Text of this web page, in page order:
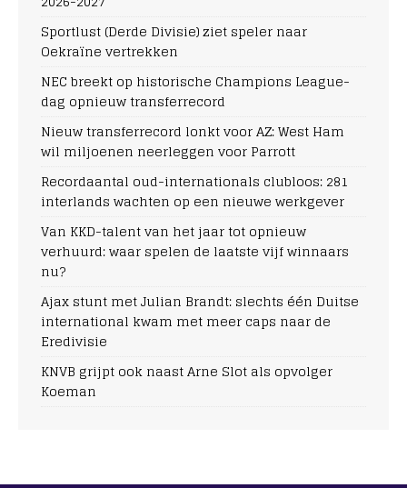
Sportlust (Derde Divisie) ziet speler naar
Oekraïne vertrekken
NEC breekt op historische Champions League-
dag opnieuw transferrecord
Nieuw transferrecord lonkt voor AZ: West Ham
wil miljoenen neerleggen voor Parrott
Recordaantal oud-internationals clubloos: 281
interlands wachten op een nieuwe werkgever
Van KKD-talent van het jaar tot opnieuw
verhuurd: waar spelen de laatste vijf winnaars
nu?
Ajax stunt met Julian Brandt: slechts één Duitse
international kwam met meer caps naar de
Eredivisie
KNVB grijpt ook naast Arne Slot als opvolger
Koeman